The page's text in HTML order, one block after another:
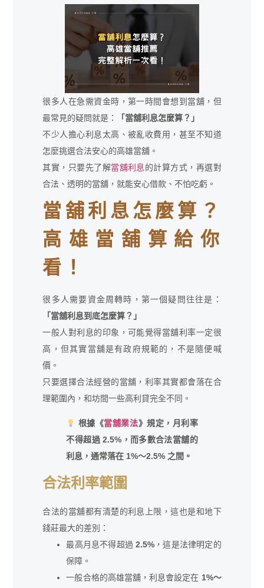
很多人在急需資金時，第一時間會想到當舖，但
最常見的疑問就是：
「當舖利息怎麼算？」
不少人擔心利息太高、被亂收費用，甚至不知道
怎麼挑選合法安心的高雄當舖。
其實，只要先了解當舖利息的計算方式，再選對
合法、透明的當舖，就能安心借款、不怕吃虧。
當舖利息怎麼算？
高雄當舖算給你
看！
很多人需要資金周轉時，第一個疑問往往是：
「當舖利息到底怎麼算？」
一般人對利息的印象，可能覺得當舖利率一定很
高，但其實當舖是有政府規範的，不是隨便喊
價。
只要選擇合法經營的當舖，利率其實都會落在合
理範圍內，和坊間一些高利貸完全不同。
根據《當舖業法》規定，月利率
不得超過 2.5%，而多數合法當舖的
利息，通常落在 1%～2.5% 之間。
合法利率範圍
合法的當舖都有清楚的利息上限，這也是和地下
錢莊最大的差別：
最高月息不得超過2.5% ，這是法律明定的
保障。
一般合格的高雄當舖，利息會設定在 1%～